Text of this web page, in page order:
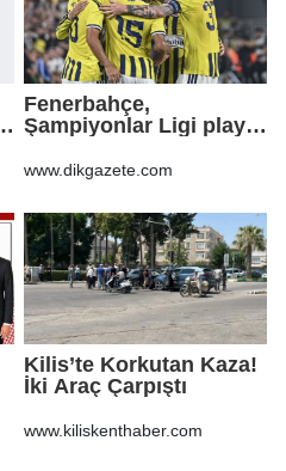
Fenerbahçe,
Şampiyonlar Ligi play-
çıkıyor
www.dikgazete.com
Kilis’te Korkutan Kaza!
İki Araç Çarpıştı
www.kiliskenthaber.com